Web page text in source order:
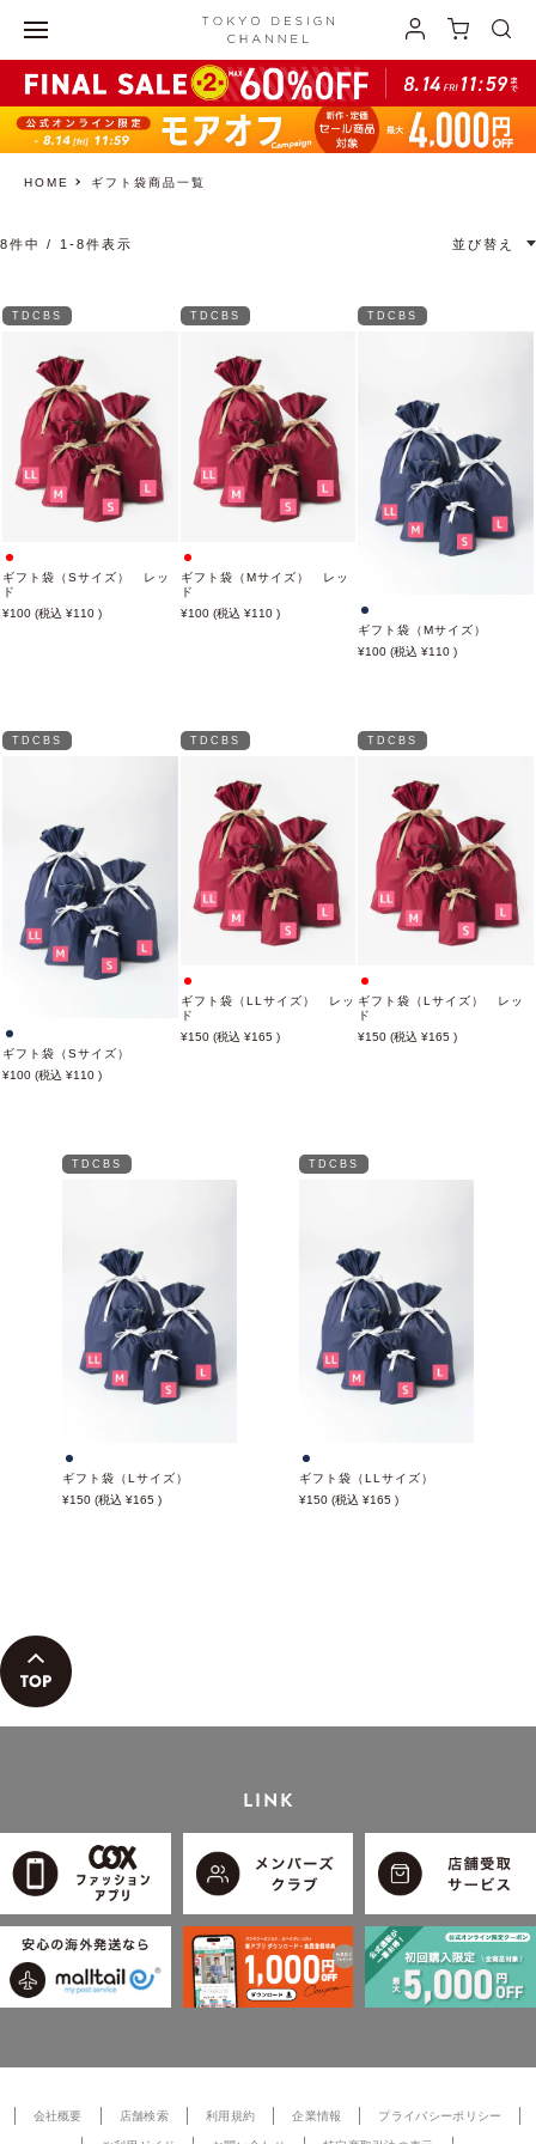
HOME ギフト袋商品一覧
並び替え
8件中 1 -8件表示
TDCBS
ギフト袋（Sサイズ） レッ
ド
100
110
TDCBS
ギフト袋（Mサイズ） レッ
ド
100
110
TDCBS
ギフト袋（Mサイズ）
100
110
TDCBS
ギフト袋（Sサイズ）
100
110
TDCBS
ギフト袋（LLサイズ） レッ
ド
150
165
TDCBS
ギフト袋（Lサイズ） レッ
ド
150
165
TDCBS
ギフト袋（Lサイズ）
150
165
TDCBS
ギフト袋（LLサイズ）
150
165
LINK
会社概要 店舗検索 利用規約 企業情報 プライバシーポリシー